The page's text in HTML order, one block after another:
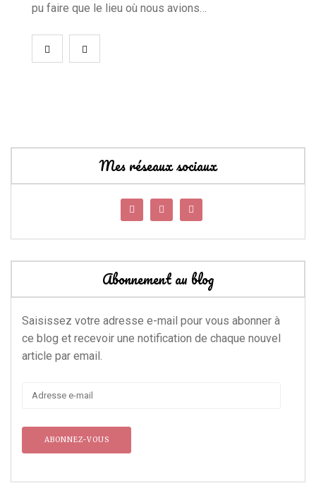
pu faire que le lieu où nous avions…
Mes réseaux sociaux
Abonnement au blog
Saisissez votre adresse e-mail pour vous abonner à
ce blog et recevoir une notification de chaque nouvel
article par email.
Adresse
mail